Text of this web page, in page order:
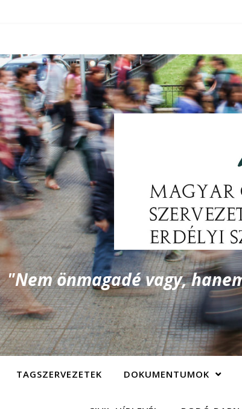
"Nem önmagadé vagy,
TAGSZERVEZETEK DOKUMENTUMOK